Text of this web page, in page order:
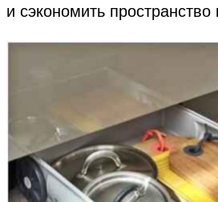
и сэкономить пространство